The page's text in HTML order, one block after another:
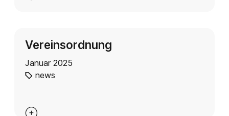
Vereinsordnung
Januar 2025
news
